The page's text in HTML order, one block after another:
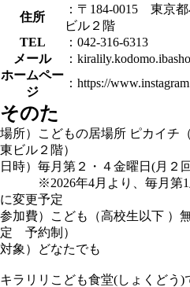
住所
：〒184-0015 東京
ビル２階
TEL
：042-316-6313
メール
：
ホームペー
ジ
：https://
そのた
場所）こどもの居場所 ピカイチ
東ビル２階）
日時）毎月第２・４金曜日(月２
※2026年4月より、毎月第1土
に変更予定
参加費）こども（高校生以下
定 予約制）
対象）どなたでも
キラリリこども食堂(しょくどう)